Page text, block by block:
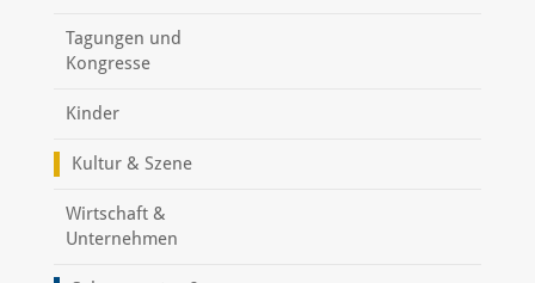
Tagungen und
Kongresse
Kinder
Kultur & Szene
Wirtschaft &
Unternehmen